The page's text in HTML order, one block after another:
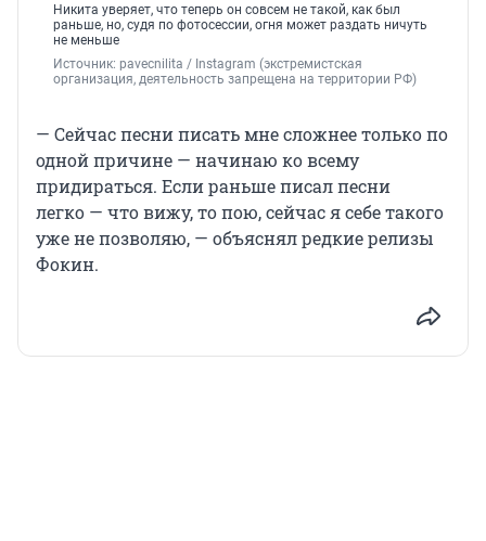
Никита уверяет, что теперь он совсем не такой, как был
раньше, но, судя по фотосессии, огня может раздать ничуть
не меньше
Источник: pavecnilita / Instagram (экстремистская
организация, деятельность запрещена на территории РФ)
— Сейчас песни писать мне сложнее только по
одной причине — начинаю ко всему
придираться. Если раньше писал песни
легко — что вижу, то пою, сейчас я себе такого
уже не позволяю, — объяснял редкие релизы
Фокин.